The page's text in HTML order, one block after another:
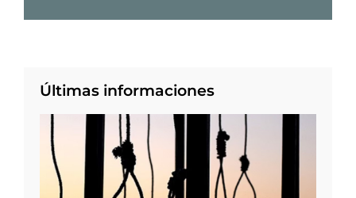
Últimas informaciones